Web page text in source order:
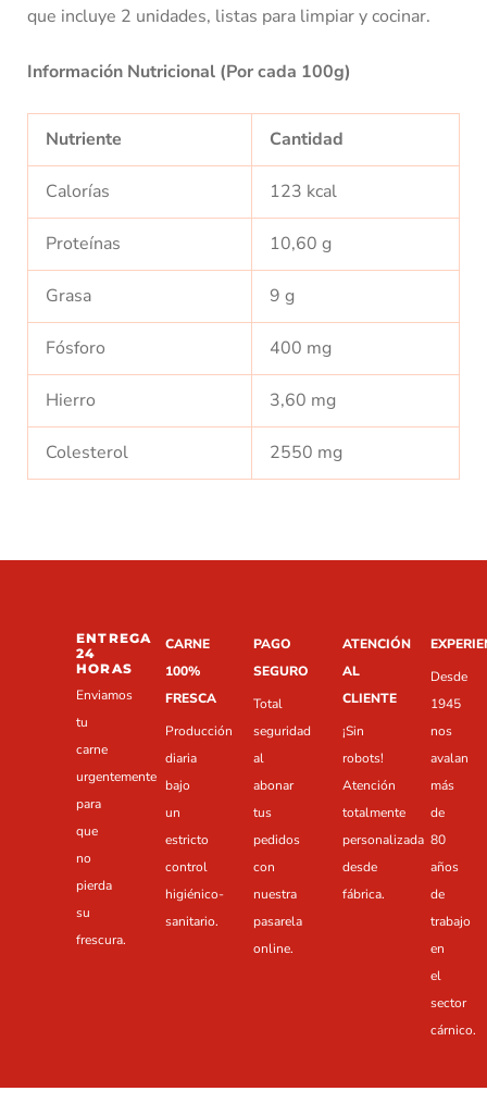
que incluye 2 unidades, listas para limpiar y cocinar.
Información Nutricional (Por cada 100g)
Nutriente Cantidad
Calorías 123 kcal
Proteínas 10,60 g
Grasa 9 g
Fósforo 400 mg
Hierro 3,60 mg
Colesterol 2550 mg
ENTREGA
24
HORAS
Enviamos
tu
carne
urgentemente
para
que
no
pierda
su
frescura.
CARNE
100%
FRESCA
Producción
diaria
bajo
un
estricto
control
higiénico-
sanitario.
PAGO
SEGURO
Total
seguridad
al
abonar
tus
pedidos
con
nuestra
pasarela
online.
ATENCIÓN
AL
CLIENTE
¡Sin
robots!
Atención
totalmente
personalizada
desde
fábrica.
Desde
1945
nos
avalan
más
de
80
años
de
trabajo
en
el
sector
cárnico.